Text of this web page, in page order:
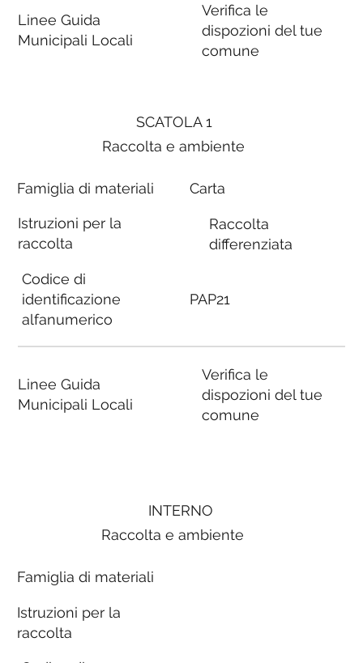
SCATOLA 1
Raccolta e ambiente
Famiglia di materiali
Istruzioni per la
raccolta
Codice di
identificazione
alfanumerico
Linee Guida
Municipali Locali
Carta
Raccolta
differenziata
PAP21
Verifica le
dispozioni del tue
comune
Linee Guida
Municipali Locali
Verifica le
dispozioni del tue
comune
INTERNO
Raccolta e ambiente
Famiglia di materiali
Istruzioni per la
raccolta